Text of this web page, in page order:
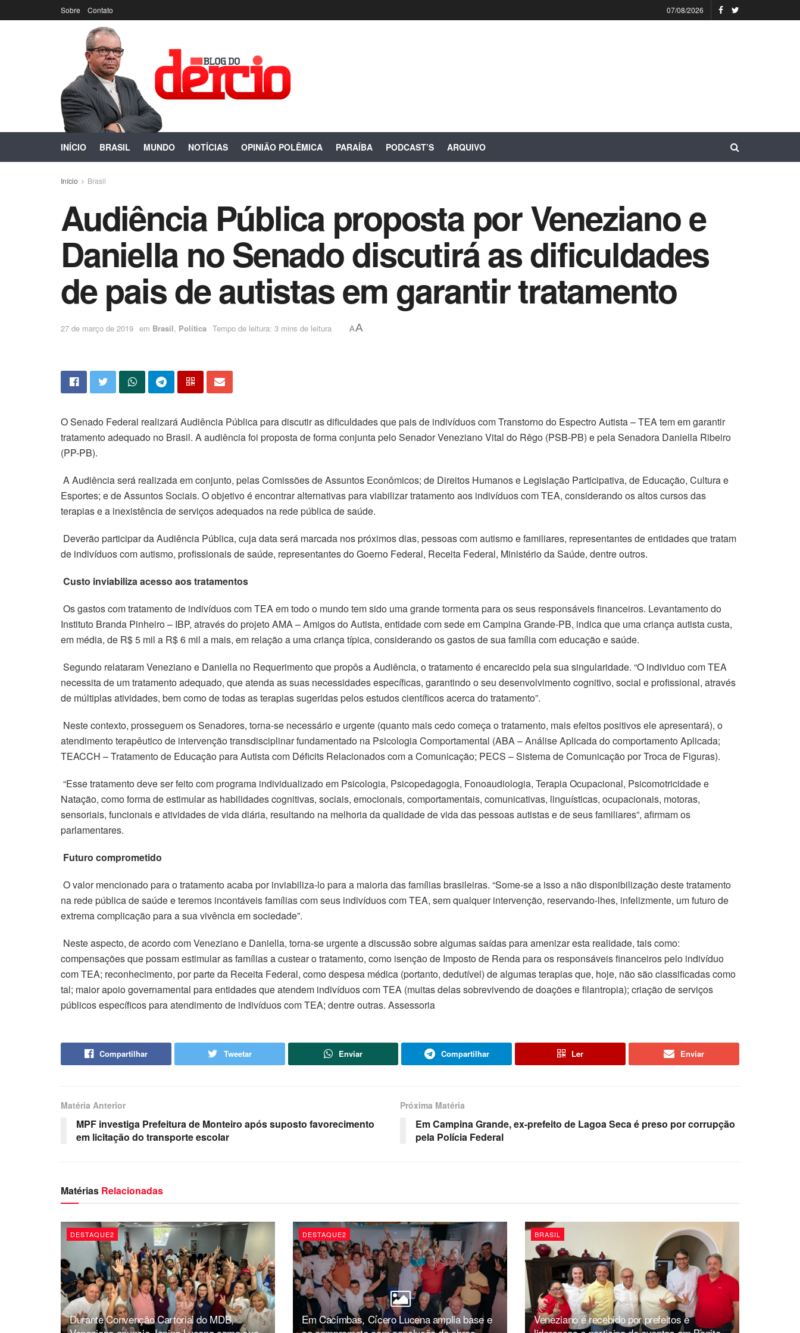
Sobre Contato 07/08/2026
INÍCIO BRASIL MUNDO NOTÍCIAS OPINIÃO POLÊMICA PARAÍBA PODCAST’S ARQUIVO
Início Brasil
Audiência Pública proposta por Veneziano e
Daniella no Senado discutirá as dificuldades
de pais de autistas em garantir tratamento
27 de março de 2019 em Brasil, Política Tempo de leitura: 3 mins de leitura AA
O Senado Federal realizará Audiência Pública para discutir as dificuldades que pais de indivíduos com Transtorno do Espectro Autista – TEA tem em garantir
tratamento adequado no Brasil. A audiência foi proposta de forma conjunta pelo Senador Veneziano Vital do Rêgo (PSB-PB) e pela Senadora Daniella Ribeiro
(PP-PB).
A Audiência será realizada em conjunto, pelas Comissões de Assuntos Econômicos; de Direitos Humanos e Legislação Participativa, de Educação, Cultura e
Esportes; e de Assuntos Sociais. O objetivo é encontrar alternativas para viabilizar tratamento aos indivíduos com TEA, considerando os altos cursos das
terapias e a inexistência de serviços adequados na rede pública de saúde.
Deverão participar da Audiência Pública, cuja data será marcada nos próximos dias, pessoas com autismo e familiares, representantes de entidades que tratam
de indivíduos com autismo, profissionais de saúde, representantes do Goerno Federal, Receita Federal, Ministério da Saúde, dentre outros.
Custo inviabiliza acesso aos tratamentos
Os gastos com tratamento de indivíduos com TEA em todo o mundo tem sido uma grande tormenta para os seus responsáveis financeiros. Levantamento do
Instituto Branda Pinheiro – IBP, através do projeto AMA – Amigos do Autista, entidade com sede em Campina Grande-PB, indica que uma criança autista custa,
em média, de R$ 5 mil a R$ 6 mil a mais, em relação a uma criança típica, considerando os gastos de sua família com educação e saúde.
Segundo relataram Veneziano e Daniella no Requerimento que propôs a Audiência, o tratamento é encarecido pela sua singularidade. “O individuo com TEA
necessita de um tratamento adequado, que atenda as suas necessidades específicas, garantindo o seu desenvolvimento cognitivo, social e profissional, através
de múltiplas atividades, bem como de todas as terapias sugeridas pelos estudos científicos acerca do tratamento”.
Neste contexto, prosseguem os Senadores, torna-se necessário e urgente (quanto mais cedo começa o tratamento, mais efeitos positivos ele apresentará), o
atendimento terapêutico de intervenção transdisciplinar fundamentado na Psicologia Comportamental (ABA – Análise Aplicada do comportamento Aplicada;
TEACCH – Tratamento de Educação para Autista com Déficits Relacionados com a Comunicação; PECS – Sistema de Comunicação por Troca de Figuras).
“Esse tratamento deve ser feito com programa individualizado em Psicologia, Psicopedagogia, Fonoaudiologia, Terapia Ocupacional, Psicomotricidade e
Natação, como forma de estimular as habilidades cognitivas, sociais, emocionais, comportamentais, comunicativas, linguísticas, ocupacionais, motoras,
sensoriais, funcionais e atividades de vida diária, resultando na melhoria da qualidade de vida das pessoas autistas e de seus familiares”, afirmam os
parlamentares.
Futuro comprometido
O valor mencionado para o tratamento acaba por inviabiliza-lo para a maioria das famílias brasileiras. “Some-se a isso a não disponibilização deste tratamento
na rede pública de saúde e teremos incontáveis famílias com seus indivíduos com TEA, sem qualquer intervenção, reservando-lhes, infelizmente, um futuro de
extrema complicação para a sua vivência em sociedade”.
Neste aspecto, de acordo com Veneziano e Daniella, torna-se urgente a discussão sobre algumas saídas para amenizar esta realidade, tais como:
compensações que possam estimular as famílias a custear o tratamento, como isenção de Imposto de Renda para os responsáveis financeiros pelo indivíduo
com TEA; reconhecimento, por parte da Receita Federal, como despesa médica (portanto, dedutível) de algumas terapias que, hoje, não são classificadas como
tal; maior apoio governamental para entidades que atendem indivíduos com TEA (muitas delas sobrevivendo de doações e filantropia); criação de serviços
públicos específicos para atendimento de indivíduos com TEA; dentre outras. Assessoria
Compartilhar Tweetar Enviar Compartilhar Ler Enviar
Matéria Anterior
MPF investiga Prefeitura de Monteiro após suposto favorecimento
em licitação do transporte escolar
Próxima Matéria
Em Campina Grande, ex-prefeito de Lagoa Seca é preso por corrupção
pela Polícia Federal
Matérias Relacionadas
DESTAQUE2
Durante Convenção Cartorial do MDB,
DESTAQUE2
Em Cacimbas, Cícero Lucena amplia base e
BRASIL
Veneziano é recebido por prefeitos e